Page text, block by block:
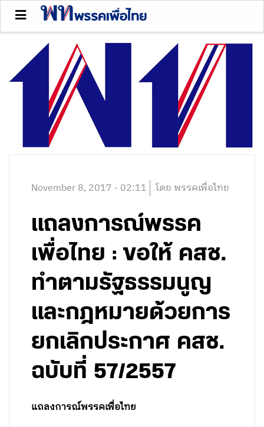
November 8, 2017 - 02:11 โดย พรรคเพื่อไทย
แถลงการณ์พรรค
เพื่อไทย : ขอให้ คสช.
ทำตามรัฐธรรมนูญ
และกฎหมายด้วยการ
ยกเลิกประกาศ คสช.
ฉบับที่ 57/2557
แถลงการณ์พรรคเพื่อไทย